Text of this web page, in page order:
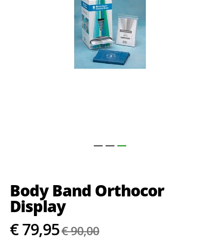
begin
van
de
afbeeldingen-
gallerij
Body Band Orthocor
Display
€ 79,95€ 90,00